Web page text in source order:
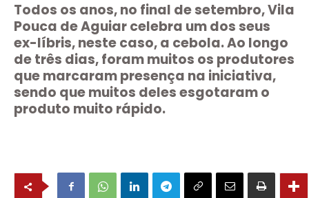
Todos os anos, no final de setembro, Vila
Pouca de Aguiar celebra um dos seus
ex-líbris, neste caso, a cebola. Ao longo
de três dias, foram muitos os produtores
que marcaram presença na iniciativa,
sendo que muitos deles esgotaram o
produto muito rápido.